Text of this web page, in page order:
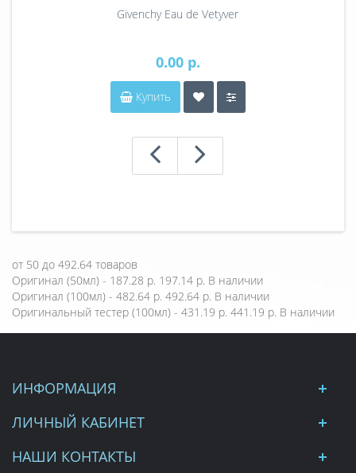
Givenchy Eau de Vetyver
0.00 р.
Купить
от 50 до 492.64 товаров
Оригинал (50мл) - 187.28 р. 197.14 р. В наличии
Оригинал (100мл) - 482.64 р. 492.64 р. В наличии
Оригинальный тестер (100мл) - 431.19 р. 441.19 р. В наличии
ИНФОРМАЦИЯ
ЛИЧНЫЙ КАБИНЕТ
НАШИ КОНТАКТЫ